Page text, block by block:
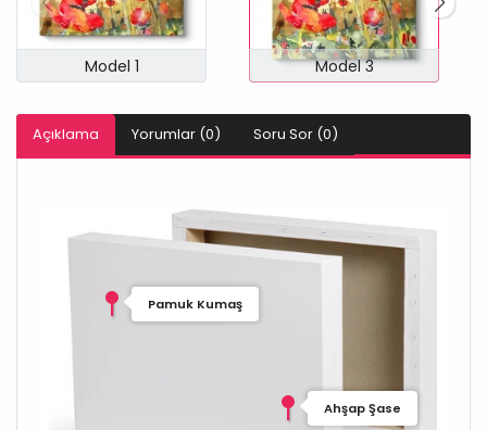
Model 1 Model 3
Açıklama Yorumlar (0) Soru Sor (0)
Pamuk Kumaş
Ahşap Şase